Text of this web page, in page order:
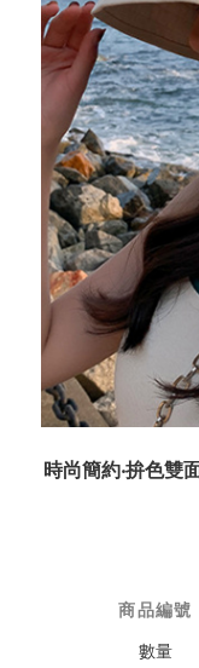
時尚簡約‧拚色雙
商品編號
數量